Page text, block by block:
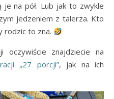
je na pół. Lub jak to zwykle
jedzeniem z talerza. Kto
rodzic to zna.
znajdziecie na
„27 porcji”, jak na ich